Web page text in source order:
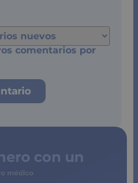
comentarios por
con un
médico